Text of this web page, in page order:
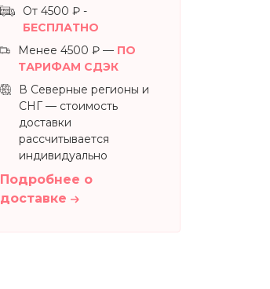
От 4500 ₽ -
БЕСПЛАТНО
Менее 4500 ₽ — ПО
ТАРИФАМ СДЭК
В Северные регионы и
СНГ — стоимость
доставки
рассчитывается
индивидуально
Подробнее о
доставке